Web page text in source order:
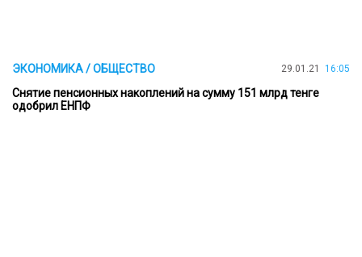
ЭКОНОМИКА / ОБЩЕСТВО 29.01.21 16:05
Снятие пенсионных накоплений на сумму 151 млрд тенге
одобрил ЕНПФ